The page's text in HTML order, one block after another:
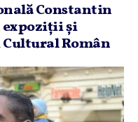
Constantin
expoziţii şi
Român